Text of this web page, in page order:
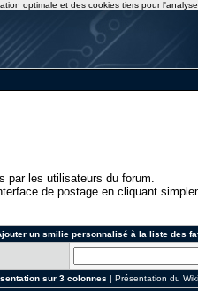
par les utilisateurs du forum.
de postage en cliquant
un smilie personnalisé à la liste des
sur 3 colonnes | Présentation du
optimale et des cookies tiers pour